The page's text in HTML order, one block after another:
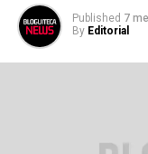
Published 7
By Editorial